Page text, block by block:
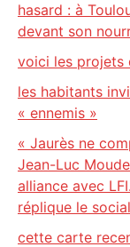
hasard : à
devant son
voici les projets
les habitants
« ennemis »
« Jaurès ne
Jean-Luc
alliance avec
réplique le
cette carte